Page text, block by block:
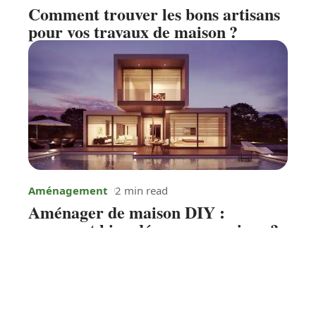
Comment trouver les bons artisans
pour vos travaux de maison ?
Aménagement 2 min read
Aménager de maison DIY :
comment bien décorer sa maison ?